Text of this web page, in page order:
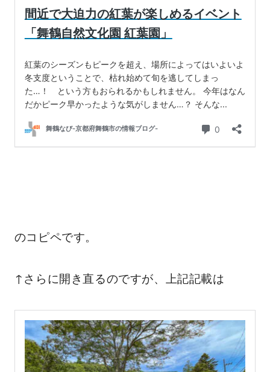
のコピペです。
↑さらに開き直るのですが、上記記載は